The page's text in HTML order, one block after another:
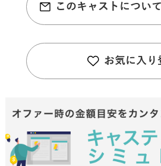
このキャストについ
お気に入り